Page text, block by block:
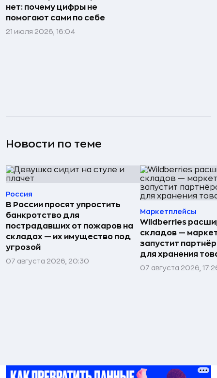
нет: почему цифры не
помогают сами по себе
21 июля 2026, 16:04
Новости по теме
Россия
В России просят упростить
банкротство для
пострадавших от пожаров на
складах — их имущество под
угрозой
07 августа 2026, 20:30
Маркетплейсы
Wildberries
складов —
запустит
для хранения
07 августа 2026,